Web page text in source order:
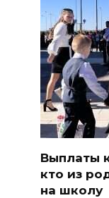
Выплаты
кто из
на школу